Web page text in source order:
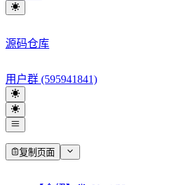
源码仓库
用户群 (595941841)
复制页面